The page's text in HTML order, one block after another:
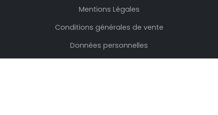
Mentions Légales
Conditions générales de vente
Données personnelles